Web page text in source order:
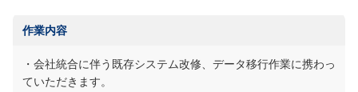
作業内容
・会社統合に伴う既存システム改修、データ移行作業に携わっ
ていただきます。